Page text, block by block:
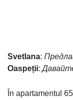
Svetlana:
Oaspeții:
În apartamentul